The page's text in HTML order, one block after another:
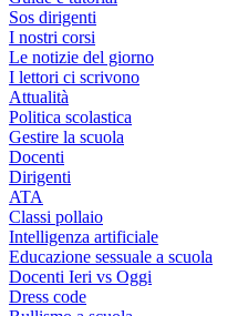
Sos dirigenti
I nostri corsi
Le notizie del giorno
I lettori ci scrivono
Attualità
Politica scolastica
Gestire la scuola
Docenti
Dirigenti
ATA
Classi pollaio
Intelligenza artificiale
Educazione sessuale a scuola
Docenti Ieri vs Oggi
Dress code